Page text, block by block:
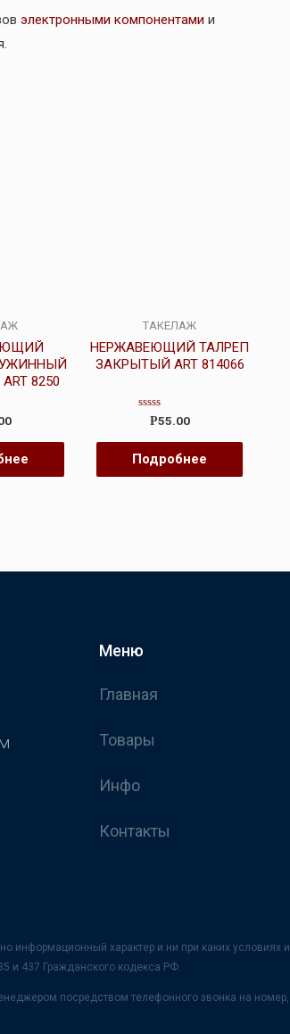
электронными компонентами и
8250
ТАКЕЛАЖ
НЕРЖАВЕЮЩИЙ ТАЛРЕП
ЗАКРЫТЫЙ ART 814066
Оценка
из
5
Р55.00
Подробнее
Меню
Главная
Товары
Инфо
Контакты
информационный характер и ни при каких
и 437 Гражданского кодекса РФ.
посредством телефонного звонка на